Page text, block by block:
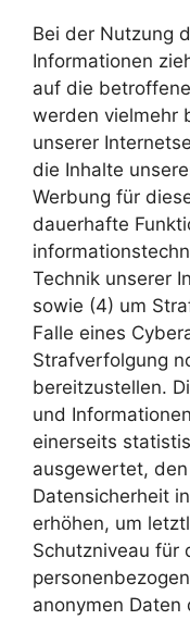
Bei der Nutzung
Informationen
auf die
werden vielmehr
unserer
die Inhalte
Werbung für
dauerhafte
Technik unserer
sowie (4) um
Falle eines
Strafverfolgung
bereitzustellen.
und
einerseits
ausgewertet,
Datensicherheit
erhöhen, um
Schutzniveau für
anonymen